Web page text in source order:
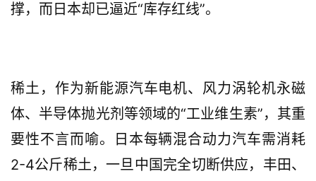
撑，而日本却已逼近“库存红线”。
稀土，作为新能源汽车电机、风力涡轮机永磁
体、半导体抛光剂等领域的“工业维生素”，其重
要性不言而喻。日本每辆混合动力汽车需消耗
2-4公斤稀土，一旦中国完全切断供应，丰田、